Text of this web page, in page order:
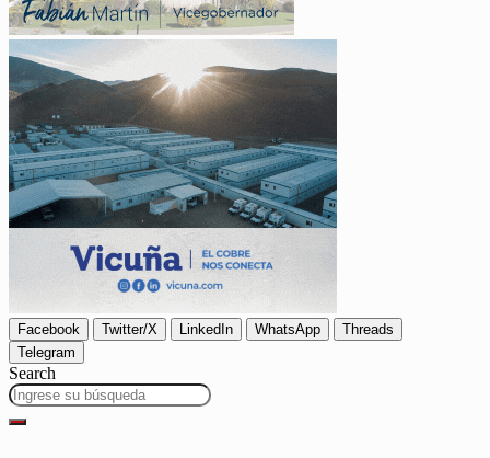
Facebook Twitter/X LinkedIn WhatsApp
Threads
Telegram
Search